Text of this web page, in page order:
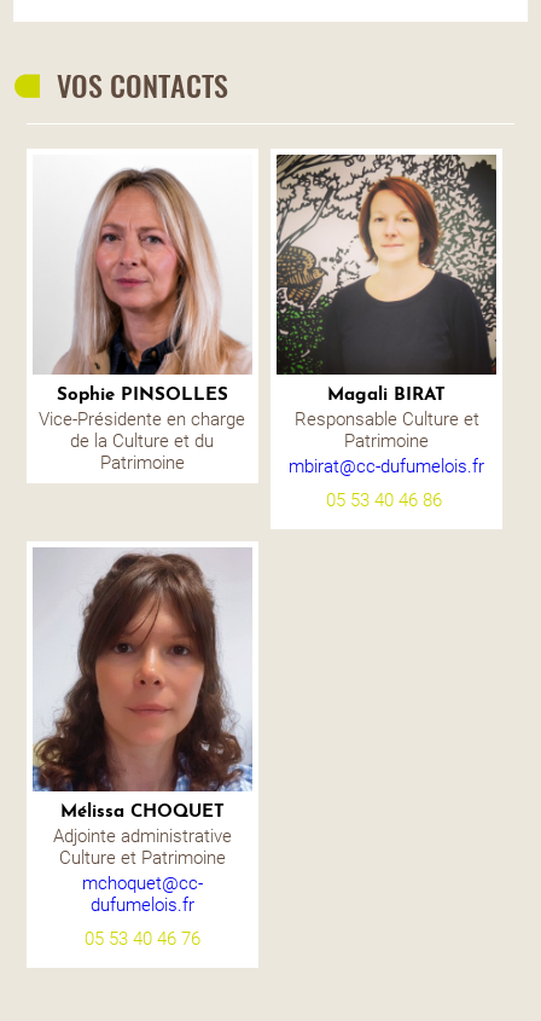
VOS CONTACTS
Sophie PINSOLLES
Vice-Présidente en charge
de la Culture et du
Patrimoine
Magali BIRAT
Responsable Culture et
Patrimoine
mbirat@cc-dufumelois.fr
05 53 40 46 86
Mélissa CHOQUET
Adjointe administrative
Culture et Patrimoine
mchoquet@cc-
dufumelois.fr
05 53 40 46 76